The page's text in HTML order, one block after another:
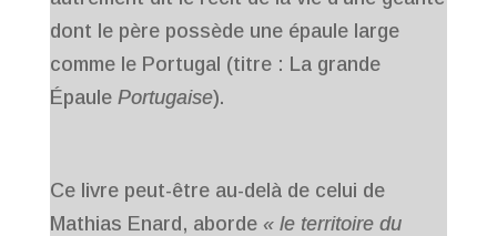
dont le père possède une épaule large
comme le Portugal (titre : La grande
ÉpaulePortugaise).
Ce livre peut-être au-delà de celui de
Mathias Enard, aborde « le territoire du